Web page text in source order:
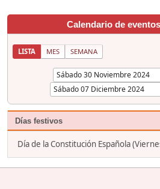
Calendario de
LISTA MES SEMANA
Días festivos
Día de la Constitución Española